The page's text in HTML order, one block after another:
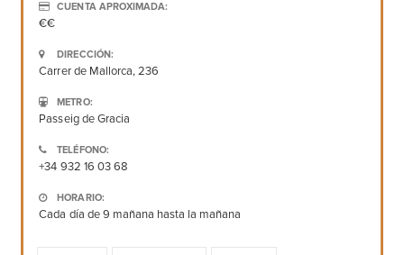
CUENTA APROXIMADA:
€€
DIRECCIÓN:
Carrer de Mallorca, 236
METRO:
Passeig de Gracia
TELÉFONO:
+34 932 16 03 68
HORARIO:
Cada día de 9 mañana hasta la mañana